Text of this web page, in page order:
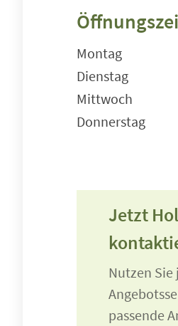
Montag
Dienstag
Mittwoch
Donnerstag
Jetzt
Nutzen
passende